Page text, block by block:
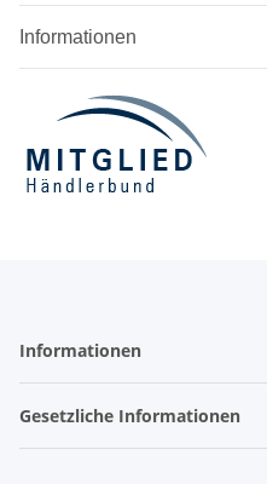
Informationen
Informationen
Gesetzliche Informationen